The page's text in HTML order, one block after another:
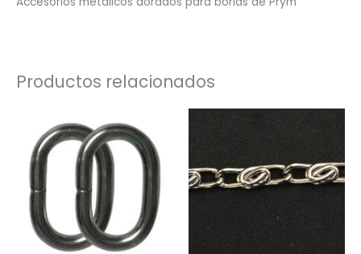
Productos relacionados